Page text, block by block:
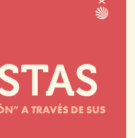
A TRAVÉS DE SUS